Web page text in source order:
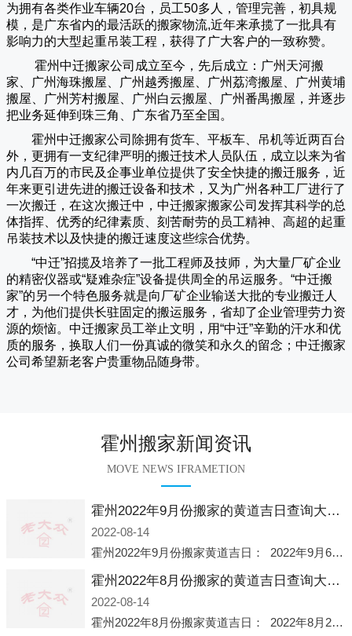
为拥有各类作业车辆20台，员工50多人，管理完善，初具规
模，是广东省内的最活跃的搬家物流,近年来承揽了一批具有
影响力的大型起重吊装工程，获得了广大客户的一致称赞。
霍州中迁搬家公司成立至今，先后成立：广州天河搬
家、广州海珠搬屋、广州越秀搬屋、广州荔湾搬屋、广州黄埔
搬屋、广州芳村搬屋、广州白云搬屋、广州番禺搬屋，并逐步
把业务延伸到珠三角、广东省乃至全国。
霍州中迁搬家公司除拥有货车、平板车、吊机等近两百台
外，更拥有一支纪律严明的搬迁技术人员队伍，成立以来为省
内几百万的市民及企事业单位提供了安全快捷的搬迁服务，近
年来更引进先进的搬迁设备和技术，又为广州各种工厂进行了
一次搬迁，在这次搬迁中， 中迁搬家搬家公司发挥其科学的总
体指挥、优秀的纪律素质、刻苦耐劳的员工精神、高超的起重
吊装技术以及快捷的搬迁速度这些综合优势。
“中迁”招揽及培养了一批工程师及技师，为大量厂矿企业
的精密仪器或“疑难杂症”设备提供周全的吊运服务。“中迁搬
家”的另一个特色服务就是向厂矿企业输送大批的专业搬迁人
才，为他们提供长驻固定的搬运服务，省却了企业管理劳力资
源的烦恼。 中迁搬家员工举止文明，用“中迁”辛勤的汗水和优
质的服务，换取人们一份真诚的微笑和永久的留念； 中迁搬家
公司希望新老客户贵重物品随身带。
霍州搬家新闻资讯
MOVE NEWS IFRAMETION
霍州2022年9月份搬家的黄道吉日查询大全一览表哪天适合搬家好日子
2022-08-14
霍州2022年9月份搬家黄道吉日： 2022年9月6日 「星期二」 农历八月十一2022年9月12日 「星期一」 农历八月十七2022年9月16日 「星期五」 农历八月廿一2022年9月2
霍州2022年8月份搬家的黄道吉日查询大全一览表哪天适合搬家好日子
2022-08-14
霍州2022年8月份搬家黄道吉日： 2022年8月2日 「星期二」 农历七月初五2022年8月6日 「星期六」 农历七月初九2022年8月8日 「星期一」 农历七月十一2022年8月10日 「